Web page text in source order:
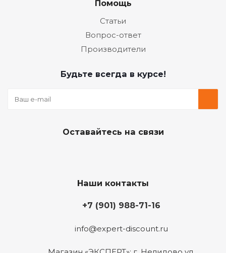
Помощь
Статьи
Вопрос-ответ
Производители
Будьте всегда в курсе!
Оставайтесь на связи
Наши контакты
+7 (901) 988-71-16
info@expert-discount.ru